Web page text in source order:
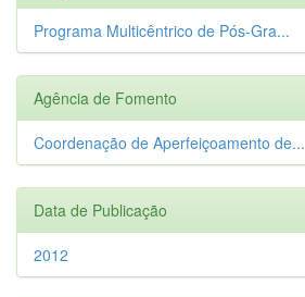
Programa Multicêntrico de Pós-Gra...
Agência de Fomento
Coordenação de Aperfeiçoamento de...
Data de Publicação
2012